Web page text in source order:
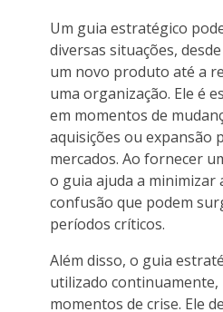
Um guia estratégico
diversas situações,
um novo produto até a
uma organização. Ele é
em momentos de
aquisições ou expansão
mercados. Ao fornecer
o guia ajuda a minimizar
confusão que podem
períodos críticos.
Além disso, o guia
utilizado continuamente,
momentos de crise. Ele